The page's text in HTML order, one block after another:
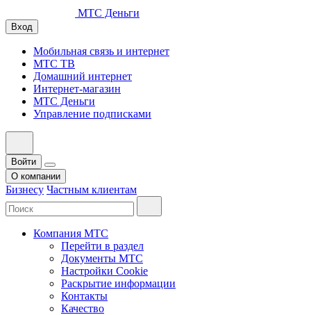
МТС Деньги
Вход
Мобильная связь и интернет
МТС ТВ
Домашний интернет
Интернет-магазин
МТС Деньги
Управление подписками
Войти
О компании
Бизнесу Частным клиентам
Компания МТС
Перейти в раздел
Документы МТС
Настройки Cookie
Раскрытие информации
Контакты
Качество